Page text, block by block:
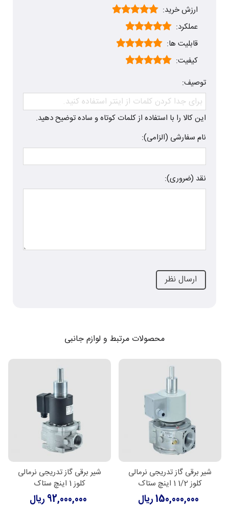
ارزش خرید:
عملکرد:
قابلیت ها:
کیفیت:
توصیف:
این کالا را با استفاده از کلمات کوتاه و ساده توضیح دهید.
نام سفارشی (الزامی):
نقد (ضروری):
محصولات مرتبط و لوازم جانبی
شیر برقی گاز تدریجی نرمالی
کلوز 1/2 1 اینچ ستاک
150,000,000 ریال
شیر برقی گاز تدریجی نرمالی
کلوز 1 اینچ ستاک
92,000,000 ریال